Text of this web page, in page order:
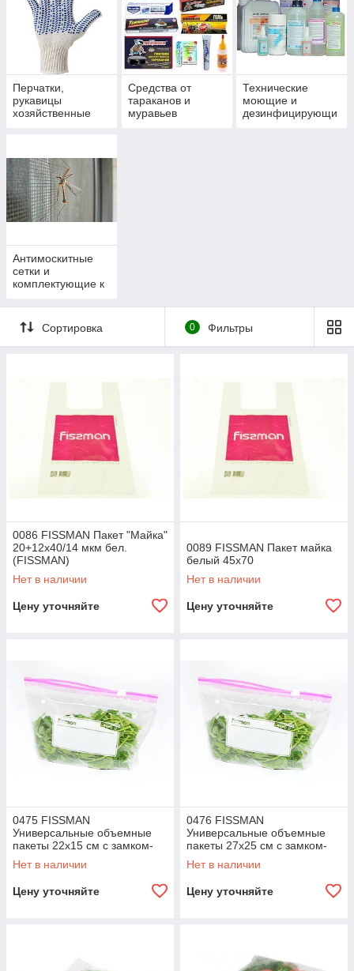
Перчатки,
рукавицы
хозяйственные
Средства от
тараканов и
муравьев
Технические
моющие и
дезинфицирующи
Антимоскитные
сетки и
комплектующие к
Сортировка 0 Фильтры
0086 FISSMAN Пакет "Майка"
20+12х40/14 мкм бел.
(FISSMAN)
Нет в наличии
Цену уточняйте
0089 FISSMAN Пакет майка
белый 45х70
Нет в наличии
Цену уточняйте
0475 FISSMAN
Универсальные объемные
пакеты 22x15 см с замком-
слайдером (14 шт.),
(полиэтилен)
Нет в наличии
Цену уточняйте
0476 FISSMAN
Универсальные объемные
пакеты 27x25 см с замком-
слайдером (8 шт.),
(полиэтилен)
Нет в наличии
Цену уточняйте